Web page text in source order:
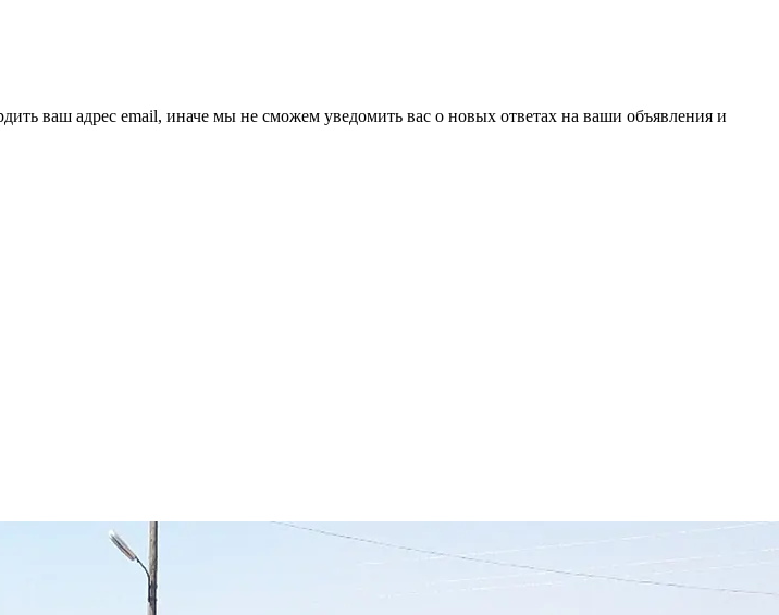
ваш адрес email, иначе мы не сможем уведомить вас о новых ответах на ваши объявления и